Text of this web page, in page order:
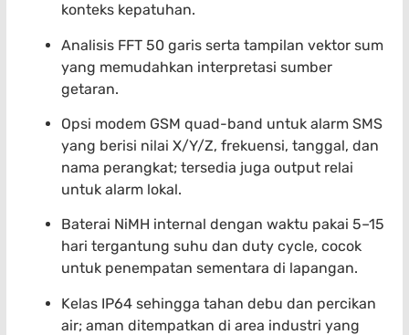
konteks kepatuhan.
Analisis FFT 50 garis serta tampilan vektor sum
yang memudahkan interpretasi sumber
getaran.
Opsi modem GSM quad-band untuk alarm SMS
yang berisi nilai X/Y/Z, frekuensi, tanggal, dan
nama perangkat; tersedia juga output relai
untuk alarm lokal.
Baterai NiMH internal dengan waktu pakai 5–15
hari tergantung suhu dan duty cycle, cocok
untuk penempatan sementara di lapangan.
Kelas IP64 sehingga tahan debu dan percikan
air; aman ditempatkan di area industri yang